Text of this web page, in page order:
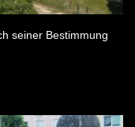
seiner Bestimmung